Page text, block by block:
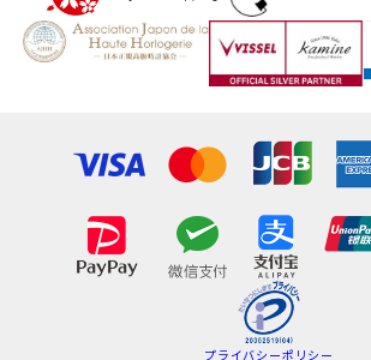
プライバシーポリシー